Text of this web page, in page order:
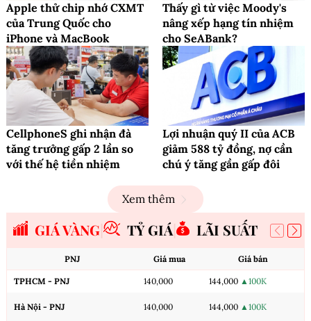
Apple thử chip nhớ CXMT
của Trung Quốc cho
iPhone và MacBook
Thấy gì từ việc Moody's
nâng xếp hạng tín nhiệm
cho SeABank?
CellphoneS ghi nhận đà
tăng trưởng gấp 2 lần so
với thế hệ tiền nhiệm
Lợi nhuận quý II của ACB
giảm 588 tỷ đồng, nợ cần
chú ý tăng gần gấp đôi
Xem thêm
GIÁ VÀNG TỶ GIÁ LÃI SUẤT
PNJ Giá mua Giá bán
TPHCM - PNJ 140,000 144,000 ▲100K
Hà Nội - PNJ 140,000 144,000 ▲100K